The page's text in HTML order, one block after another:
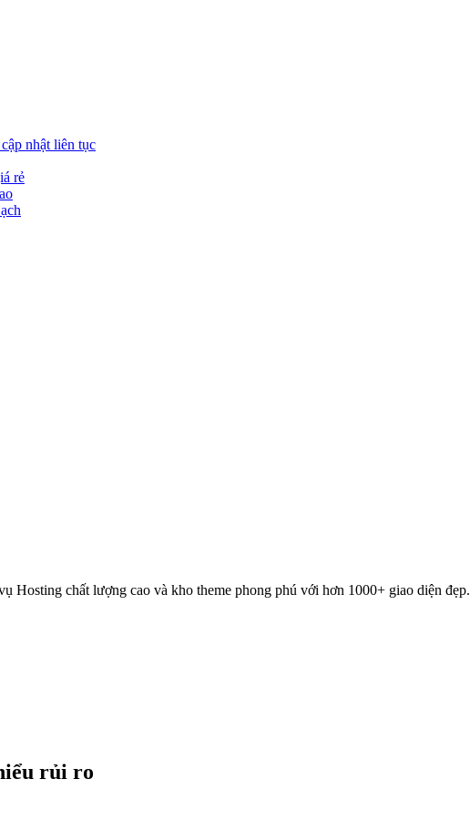
nhật liên tục
rẻ
chất lượng cao và kho theme phong phú với hơn 1000+ giao diện đẹp.
rủi ro